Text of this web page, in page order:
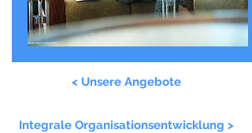
< Unsere Angebote
Integrale Organisationsentwicklung >